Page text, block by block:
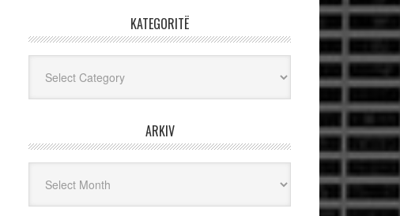
KATEGORITË
ARKIV